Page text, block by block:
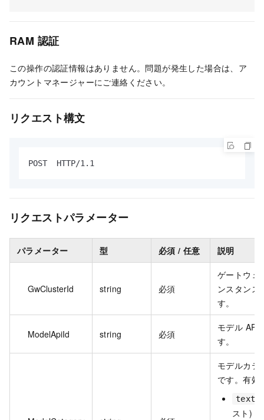
RAM 認証
この操作の認証情報はありません。問題が発生した場合は、ア
カウントマネージャーにご連絡ください。
リクエスト構文
POST  HTTP/1.1
リクエストパラメーター
パラメーター 型 必須 / 任意 説明
GwClusterId string 必須
ゲートウェ
ンスタンス
す。
ModelApiId string 必須
モデル API
す。
モデルカテ
です。有効
text
スト)